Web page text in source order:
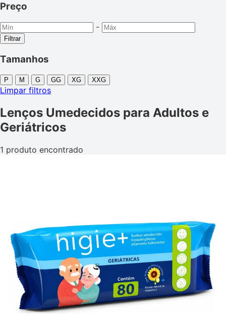
Preço
-
Filtrar
Tamanhos
P M G GG XG XXG
Limpar filtros
Lenços Umedecidos para Adultos e
Geriátricos
1 produto encontrado